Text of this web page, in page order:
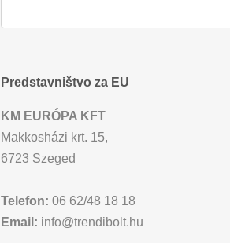
Predstavništvo za EU
KM EURÓPA KFT
Makkosházi krt. 15,
6723 Szeged
Telefon: 06 62/48 18 18
Email: info@trendibolt.hu